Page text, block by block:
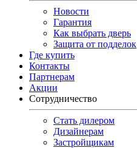
Новости
Гарантия
Как выбрать дверь
Защита от подделок
Где купить
Контакты
Партнерам
Акции
Сотрудничество
Стать дилером
Дизайнерам
Застройщикам